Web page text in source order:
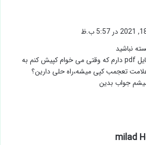
نباشید
من یه فایل pdf دارم که وقتی می خوام کپیش کنم به
تعجمب کپی میشه،راه حلی دارین؟
جواب بدین
milad